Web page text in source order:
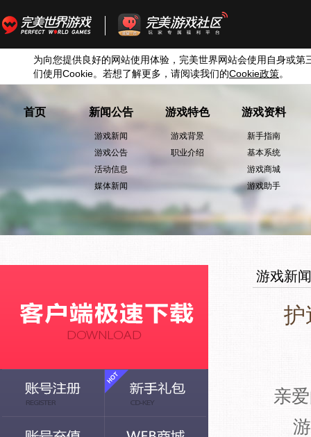
为向您提供良好的网站使用体验，完美世界网站会使用自身或第
们使用Cookie。若想了解更多，请阅读我们的Cookie政策。
首页 新闻公告
游戏新闻
游戏公告
活动信息
媒体新闻
游戏特色
游戏背景
职业介绍
游戏资料
新手指南
基本系统
游戏商城
游戏助手
游戏新闻
护
亲
游